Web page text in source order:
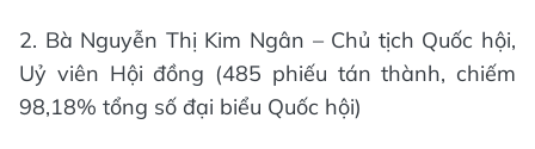
2. Bà Nguyễn Thị Kim Ngân – Chủ tịch Quốc hội,
Uỷ viên Hội đồng (485 phiếu tán thành, chiếm
98,18% tổng số đại biểu Quốc hội)